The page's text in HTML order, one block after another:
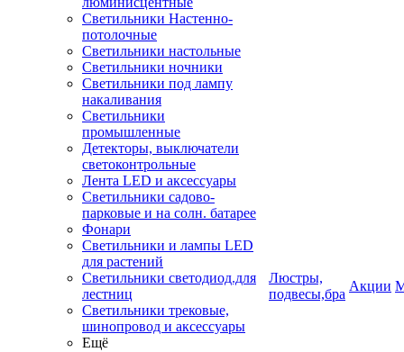
Светильники Настенно-
потолочные
Светильники настольные
Светильники ночники
Светильники под лампу
накаливания
Светильники
промышленные
Детекторы, выключатели
светоконтрольные
Лента LED и аксессуары
Светильники садово-
парковые и на солн. батарее
Фонари
Светильники и лампы LED
для растений
Светильники светодиод.для
лестниц
Светильники трековые,
шинопровод и аксессуары
Ещё
Люстры,
подвесы,бра
Акции